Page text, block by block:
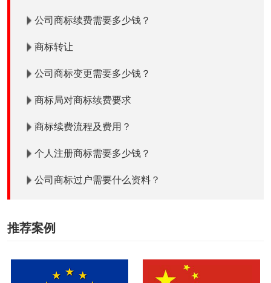
公司商标续费需要多少钱？
商标转让
公司商标变更需要多少钱？
商标局对商标续费要求
商标续费流程及费用？
个人注册商标需要多少钱？
公司商标过户需要什么资料？
推荐案例